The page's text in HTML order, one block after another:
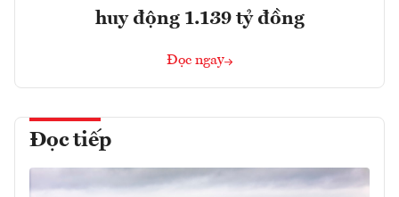
huy động 1.139 tỷ đồng
Đọc ngay
Đọc tiếp